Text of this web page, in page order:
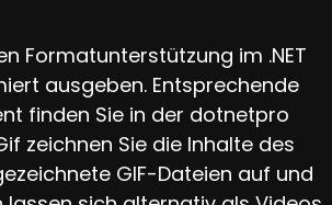
Format­unterstützung im .NET
ausgeben. Entsprechende
finden Sie in der dotnetpro
zeichnen Sie die Inhalte des
GIF-Dateien auf und